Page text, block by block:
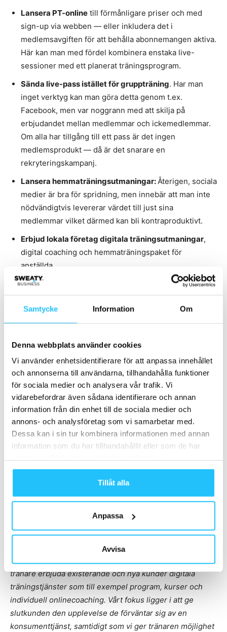
Samtycke Information Om
Denna webbplats använder cookies
Vi använder enhetsidentifierare för att anpassa innehållet
och annonserna till användarna, tillhandahålla funktioner
för sociala medier och analysera vår trafik. Vi
vidarebefordrar även sådana identifierare och annan
information från din enhet till de sociala medier och
annons- och analysföretag som vi samarbetar med.
Dessa kan i sin tur kombinera informationen med annan
information som du har tillhandahållit eller som de har
Tillåt alla
Anpassa
Avvisa
Lansera PT-online till förmånligare priser och med
sign-up via webben — eller inkludera det i
medlemsavgiften för att behålla abonnemangen aktiva.
Här kan man med fördel kombinera enstaka live-
sessioner med ett planerat träningsprogram.
Sända live-pass istället för gruppträning. Har man
inget verktyg kan man göra detta genom t.ex.
Facebook, men var noggrann med att skilja på
erbjudandet mellan medlemmar och ickemedlemmar.
Om alla har tillgång till ett pass är det ingen
medlemsprodukt — då är det snarare en
rekryteringskampanj.
Lansera hemmaträningsutmaningar:Återigen, sociala
medier är bra för spridning, men innebär att man inte
nödvändigtvis levererar värdet till just sina
medlemmar vilket därmed kan bli kontraproduktivt.
Erbjud lokala företag digitala träningsutmaningar,
digital coaching och hemmaträningspaket för
anställda.
Medlemsbonus:
Låta varje månadsavgift under
kommande tre månader ge en månad gratis nästa år.
Flera hotell har anammat detta och erbjuder tex. halva
priset på presentkort för att säkra likviditet nu.
Fler goda exempel lär dyka upp efterhand.
Vi är i början på formandet av ett nytt landskap och det är
långt ifrån klart hur det ska se ut när krisen har lagt sig.
En sak är tydlig, den förändring som de kommande sex
Anders Gran , VD Twiik
. . . . . . . . . . . . . .
Kontakt:Anders@twiik.me
Kort om oss: WellnessTech Labs levererar teknik till olika
aktörer inom Wellness- och Fitnessindistrin. Främst
genom tjänsten Twiik som är en marknadsplats och ett
coachingverktyg kombinerat. Genom oss kan gym och
tränare erbjuda existerande och nya kunder digitala
träningstjänster som till exempel program, kurser och
individuell onlinecoaching. Vårt fokus ligger i att ge
slutkunden den upplevelse de förväntar sig av en
konsumenttjänst, samtidigt som vi ger tränaren möjlighet